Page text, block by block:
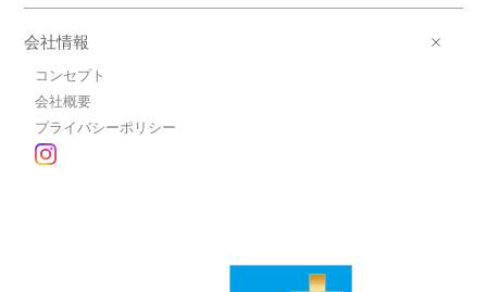
会社情報
コンセプト
会社概要
プライバシーポリシー